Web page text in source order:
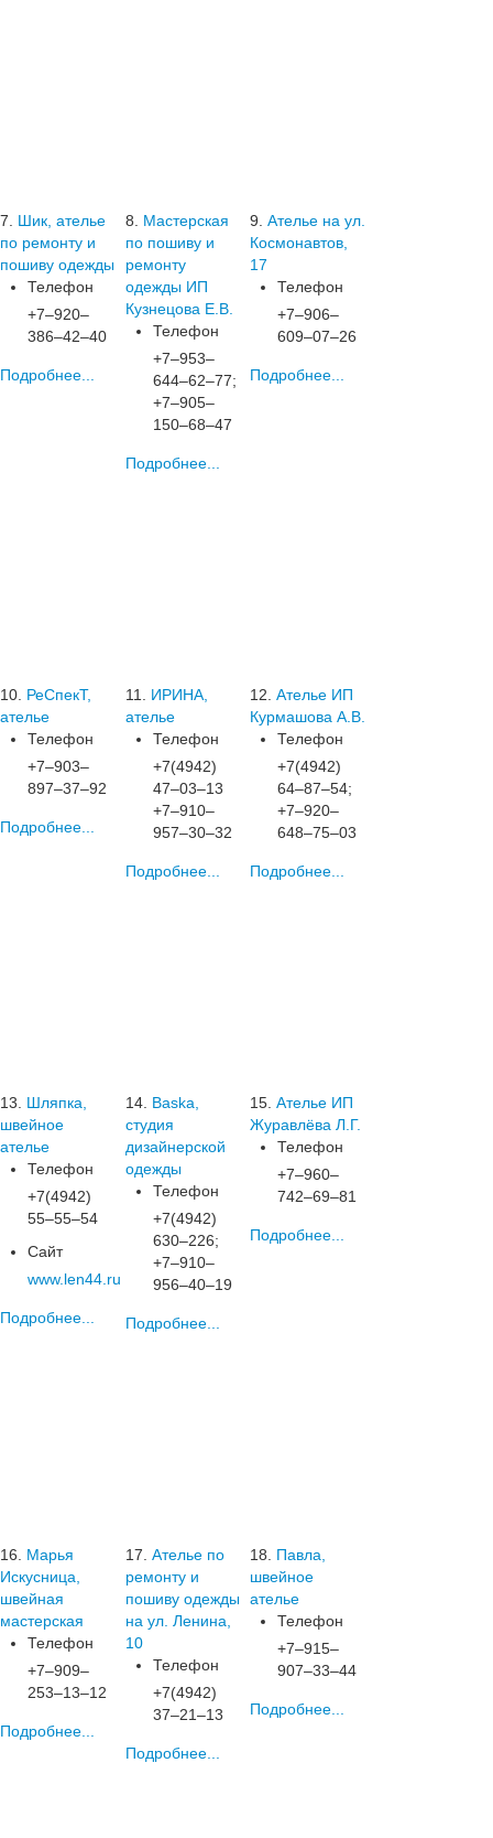
7.
Шик, ателье
по ремонту и
пошиву одежды
Телефон
+7‒920‒
386‒42‒40
Подробнее...
8.
Мастерская
по пошиву и
ремонту
одежды ИП
Кузнецова Е.В.
Телефон
+7‒953‒
644‒62‒77;
+7‒905‒
150‒68‒47
Подробнее...
9. Ателье на ул.
Космонавтов,
17
Телефон
+7‒906‒
609‒07‒26
Подробнее...
10. РеСпекТ,
ателье
Телефон
+7‒903‒
897‒37‒92
Подробнее...
11.
ИРИНА,
ателье
Телефон
+7(4942)
47‒03‒13
+7‒910‒
957‒30‒32
Подробнее...
12. Ателье ИП
Курмашова А.В.
Телефон
+7(4942)
64‒87‒54;
+7‒920‒
648‒75‒03
Подробнее...
13.
Шляпка,
швейное
ателье
Телефон
+7(4942)
55‒55‒54
Сайт
www.len44.ru
Подробнее...
14. Baska,
студия
дизайнерской
одежды
Телефон
+7(4942)
630‒226;
+7‒910‒
956‒40‒19
Подробнее...
15. Ателье ИП
Журавлёва Л.Г.
Телефон
+7‒960‒
742‒69‒81
Подробнее...
16.
Марья
Искусница,
швейная
мастерская
Телефон
+7‒909‒
253‒13‒12
Подробнее...
17. Ателье по
ремонту и
пошиву одежды
на ул. Ленина,
10
Телефон
+7(4942)
37‒21‒13
Подробнее...
18.
Павла,
швейное
ателье
Телефон
+7‒915‒
907‒33‒44
Подробнее...